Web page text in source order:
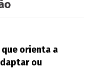
que orienta a
ou